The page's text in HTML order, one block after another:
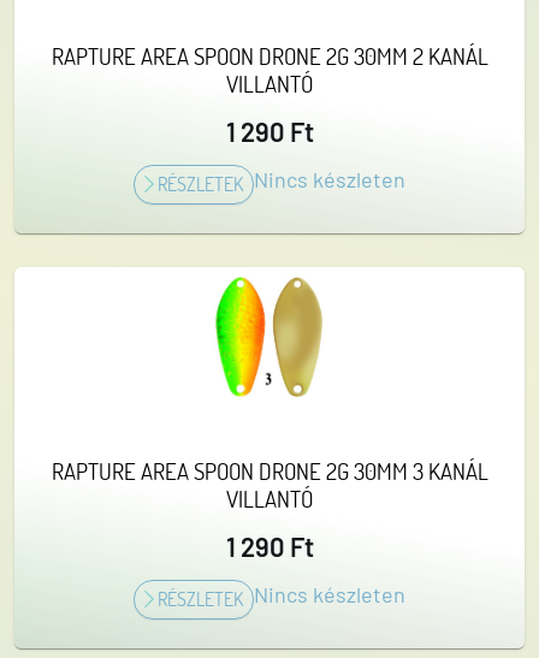
RAPTURE AREA SPOON DRONE 2G 30MM 2 KANÁL
VILLANTÓ
1 290 Ft
RÉSZLETEK Nincs készleten
RAPTURE AREA SPOON DRONE 2G 30MM 3 KANÁL
VILLANTÓ
1 290 Ft
RÉSZLETEK Nincs készleten